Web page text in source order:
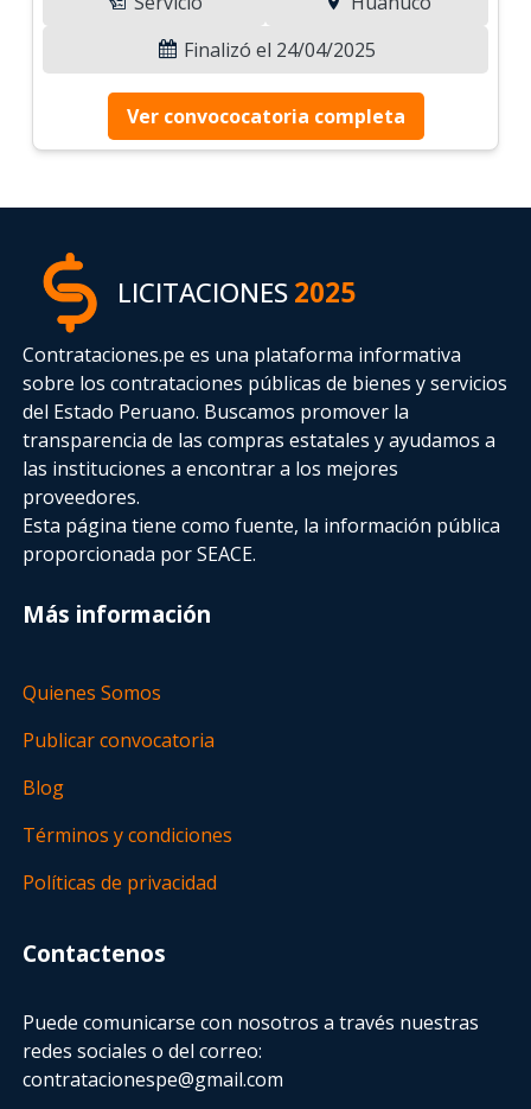
Finalizó el 24/04/2025
Ver convococatoria completa
LICITACIONES2025
Contrataciones.pe es una plataforma informativa
sobre los contrataciones públicas de bienes y servicios
del Estado Peruano. Buscamos promover la
transparencia de las compras estatalesy ayudamos a
las instituciones a encontrar a los mejores
proveedores.
Esta página tiene como fuente, la información pública
proporcionada por SEACE.
Más información
Quienes Somos
Publicar convocatoria
Blog
Términos y condiciones
Políticas de privacidad
Contactenos
Puede comunicarse con nosotros a través nuestras
redes sociales o del correo:
contratacionespe@gmail.com